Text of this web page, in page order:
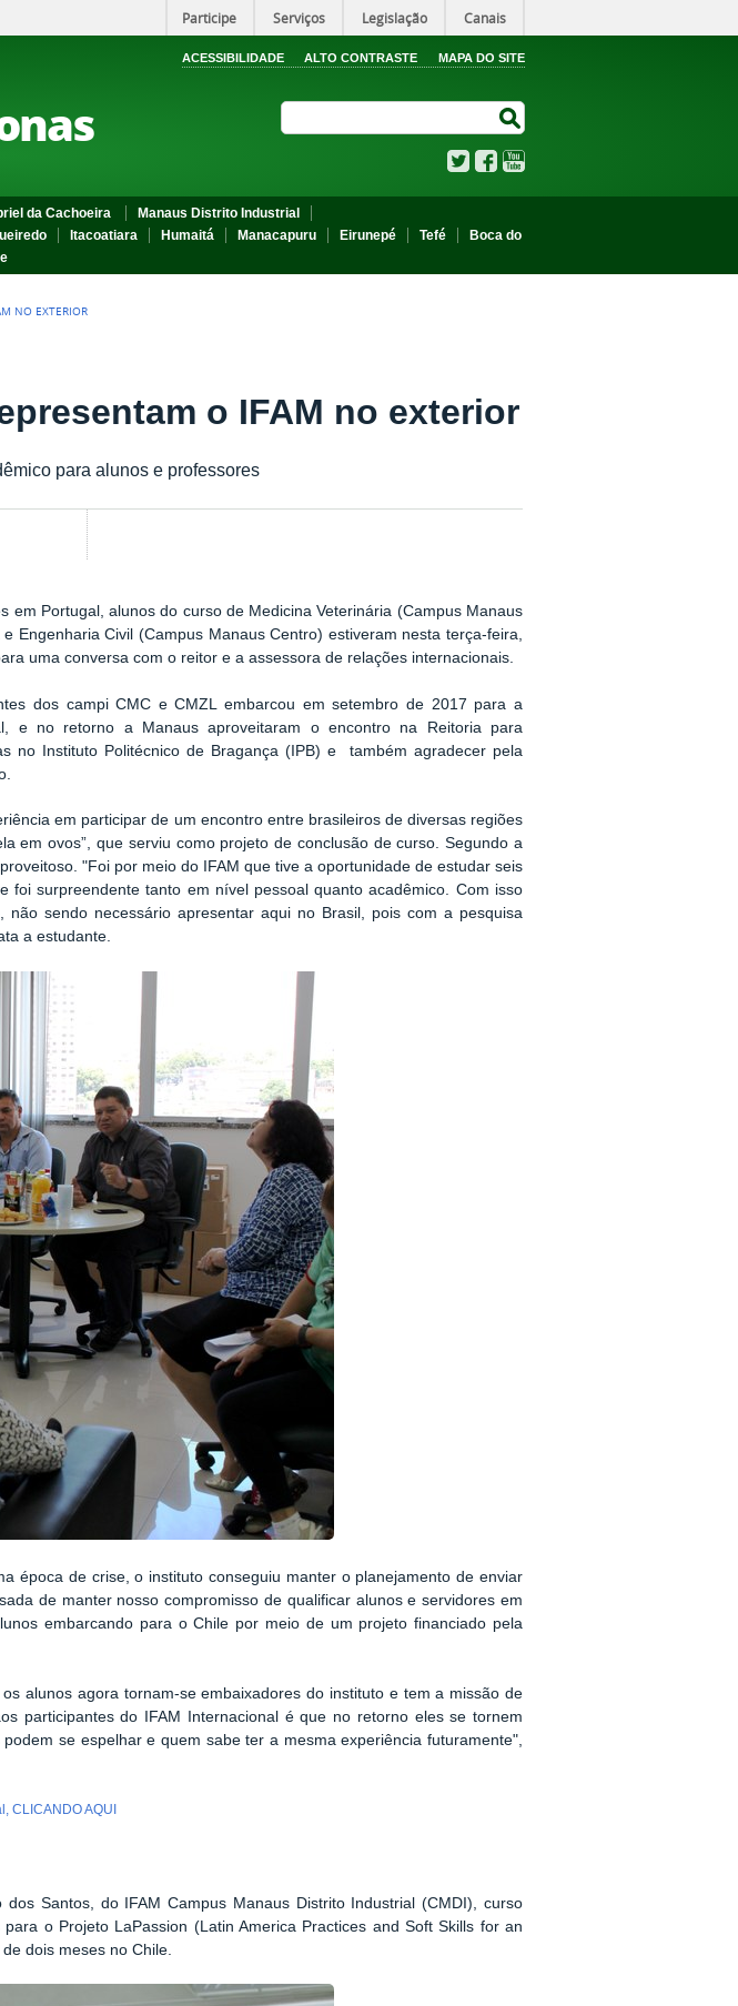
Participe Serviços Legislação Canais
ACESSIBILIDADE ALTO CONTRASTE MAPA DO SITE
TwitterFacebook
da Cachoeira
Manaus Distrito Industrial
Itacoatiara Humaitá Manacapuru Eirunepé Tefé
Boca do
NO EXTERIOR
o IFAM no exterior
para alunos e professores
em Portugal, alunos do curso de Medicina Veterinária (Campus Manaus
e Engenharia Civil(Campus Manaus Centro) estiveram nesta terça-feira,
uma conversa com o reitor e a assessora de relações internacionais.
dos campi CMC e CMZL embarcou em setembro de 2017 para a
e no retorno a Manaus aproveitaram o encontro na Reitoria para
no Instituto Politécnico de Bragança (IPB) e
também agradecer pela
em participar de um encontro entre brasileiros de diversas regiões
em ovos”, que serviu como projeto de conclusão de curso. Segundo a
"Foi por meio do IFAM que tive a oportunidade de estudar seis
foi surpreendente tanto em nível pessoal quanto acadêmico. Com isso
sendo necessário apresentar aqui no Brasil, pois com a pesquisa
a estudante.
época de crise, o instituto conseguiu manter o planejamento de enviar
de manter nosso compromisso de qualificar alunos e servidores em
embarcando para o Chile por meio de um projeto financiado pela
alunos agora tornam-se embaixadores do instituto e tem a missão de
participantes do IFAM Internacional é que no retorno eles se tornem
se espelhar e quem sabe ter a mesma experiência futuramente",
CLICANDO AQUI
Santos, do IFAM Campus Manaus Distrito Industrial (CMDI), curso
o Projeto LaPassion (Latin America Practices and Soft Skills for an
dois meses no Chile.